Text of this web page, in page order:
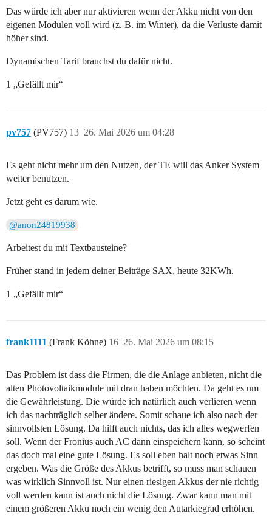
Das würde ich aber nur aktivieren wenn der Akku nicht von den
eigenen Modulen voll wird (z. B. im Winter), da die Verluste damit
höher sind.
Dynamischen Tarif brauchst du dafür nicht.
1 „Gefällt mir“
pv757 (PV757) 26. Mai 2026 um 04:28
13
Es geht nicht mehr um den Nutzen, der TE will das Anker System
weiter benutzen.
Jetzt geht es darum wie.
@anon24819938
Arbeitest du mit Textbausteine?
Früher stand in jedem deiner Beiträge SAX, heute 32KWh.
1 „Gefällt mir“
frank1111 (Frank Köhne) 26. Mai 2026 um 08:15
16
Das Problem ist dass die Firmen, die die Anlage anbieten, nicht die
alten Photovoltaikmodule mit dran haben möchten. Da geht es um
die Gewährleistung. Die würde ich natürlich auch verlieren wenn
ich das nachträglich selber ändere. Somit schaue ich also nach der
sinnvollsten Lösung. Da hilft auch nichts, das ich alles wegwerfen
soll. Wenn der Fronius auch AC dann einspeichern kann, so scheint
das doch mal eine gute Lösung. Es soll eben halt noch etwas Sinn
ergeben. Was die Größe des Akkus betrifft, so muss man schauen
was wirklich Sinnvoll ist. Nur einen riesigen Akkus der nie richtig
voll werden kann ist auch nicht die Lösung. Zwar kann man mit
einem größeren Akku noch ein wenig den Autarkiegrad erhöhen.